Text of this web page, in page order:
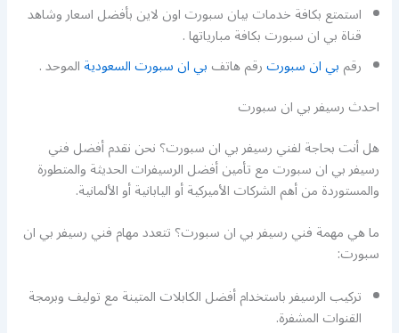
استمتع بكافة خدمات بيان سبورت اون لاين بأفضل اسعار وشاهد
قناة بي ان سبورت بكافة مبارياتها .
رقمبي ان سبورترقم هاتفبي ان سبورت السعوديةالموحد .
احدث رسيفر بي ان سبورت
هل أنت بحاجة لفني رسيفر بي ان سبورت؟ نحن نقدم أفضل فني
رسيفر بي ان سبورت مع تأمين أفضل الرسيفرات الحديثة والمتطورة
والمستوردة من أهم الشركات الأميركية أو اليابانية أو الألمانية.
ما هي مهمة فني رسيفر بي ان سبورت؟ تتعدد مهام فني رسيفر بي ان
سبورت:
تركيب الرسيفر باستخدام أفضل الكابلات المتينة مع توليف وبرمجة
القنوات المشفرة.